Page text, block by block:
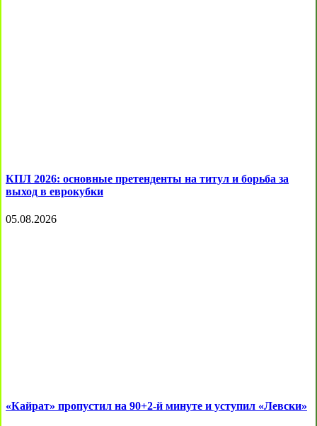
КПЛ 2026: основные претенденты на титул и борьба за
выход в еврокубки
05.08.2026
«Кайрат» пропустил на 90+2-й минуте и уступил «Левски»